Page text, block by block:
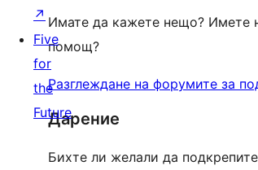
Имате да кажете нещо? Имете
помощ?
Разглеждане на форумите за
Дарение
Бихте ли желали да
↗
Five
for
the
Future